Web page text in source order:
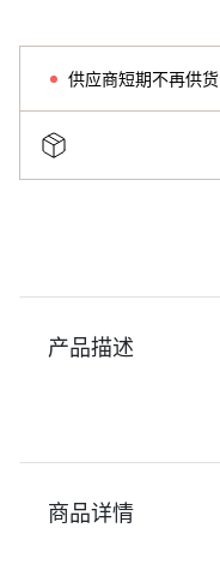
供应商短期不再供货
产品描述
商品详情